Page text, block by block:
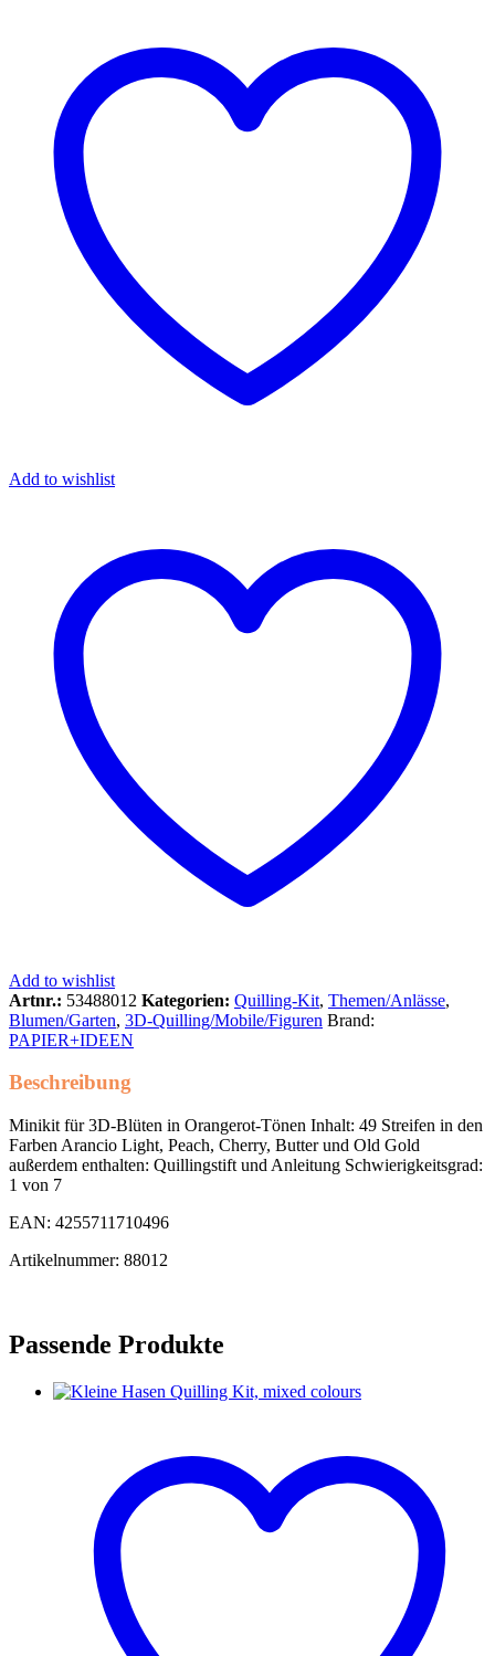
Add to wishlist
Add to wishlist
Artnr.: 53488012 Kategorien: Quilling-Kit, Themen/Anlässe,
Blumen/Garten, 3D-Quilling/Mobile/Figuren Brand:
PAPIER+IDEEN
Beschreibung
Minikit für 3D-Blüten in Orangerot-Tönen Inhalt: 49 Streifen in den
Farben Arancio Light, Peach, Cherry, Butter und Old Gold
außerdem enthalten: Quillingstift und Anleitung Schwierigkeitsgrad:
1 von 7
EAN: 4255711710496
Artikelnummer: 88012
Passende Produkte